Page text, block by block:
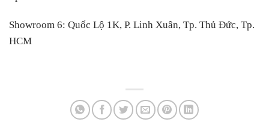
Showroom 6: Quốc Lộ 1K, P. Linh Xuân, Tp. Thủ Đức, Tp.
HCM